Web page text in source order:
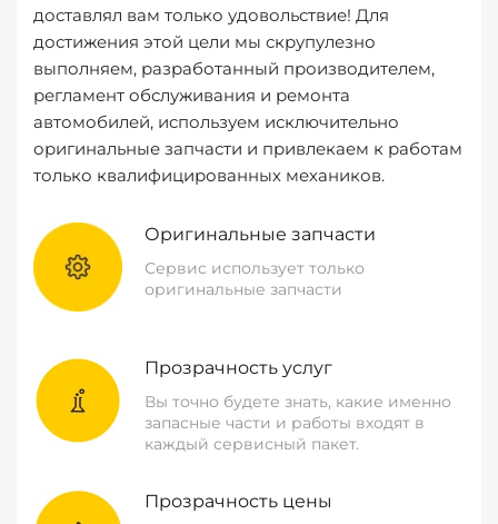
доставлял вам только удовольствие! Для
достижения этой цели мы скрупулезно
выполняем, разработанный производителем,
регламент обслуживания и ремонта
автомобилей, используем исключительно
оригинальные запчасти и привлекаем к работам
только квалифицированных механиков.
Оригинальные запчасти
Сервис использует только
оригинальные запчасти
Прозрачность услуг
Вы точно будете знать, какие именно
запасные части и работы входят в
каждый сервисный пакет.
Прозрачность цены